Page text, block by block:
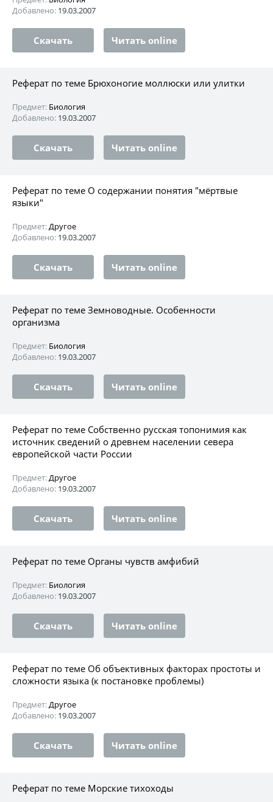
Добавлено: 19.03.2007
Скачать Читать online
Реферат по теме Брюхоногие моллюски или улитки
Предмет: Биология
Добавлено: 19.03.2007
Скачать Читать online
Реферат по теме О содержании понятия "мёртвые
языки"
Предмет:Другое
Добавлено: 19.03.2007
Скачать Читать online
Реферат по теме Земноводные. Особенности
организма
Предмет: Биология
Добавлено: 19.03.2007
Скачать Читать online
Реферат по теме Собственно русская топонимия как
источник сведений о древнем населении севера
европейской части России
Предмет:Другое
Добавлено: 19.03.2007
Скачать Читать online
Реферат по теме Органы чувств амфибий
Предмет: Биология
Добавлено: 19.03.2007
Скачать Читать online
Реферат по теме Об объективных факторах простоты и
сложности языка (к постановке проблемы)
Предмет:Другое
Добавлено: 19.03.2007
Скачать Читать online
Реферат по теме Морские тихоходы